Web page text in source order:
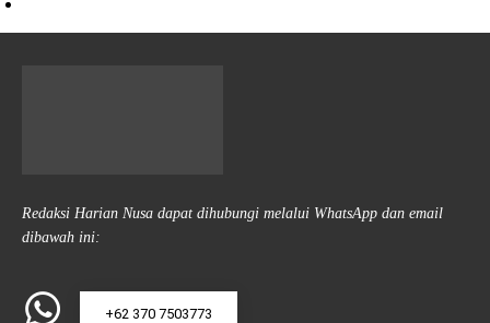
Redaksi Harian Nusa dapat dihubungi melalui WhatsApp dan email
dibawah ini:
+62 370 7503773